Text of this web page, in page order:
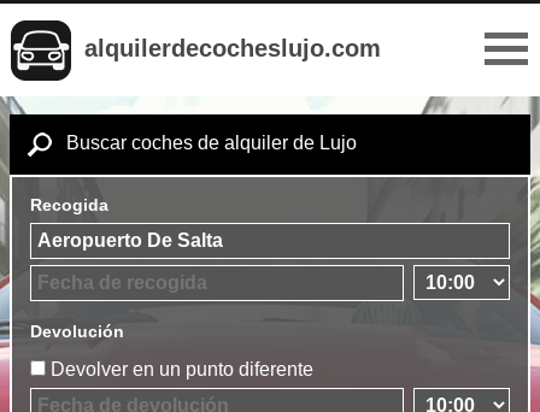
alquilerdecocheslujo.com
Buscar coches de alquiler de Lujo
Recogida
Devolución
Devolver en un punto diferente